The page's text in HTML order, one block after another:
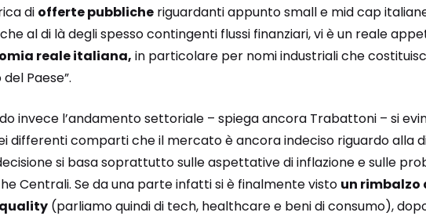
di offerte pubblicheriguardanti appunto small e mid cap
al di là degli spesso contingenti flussi finanziari, vi è un reale
reale italiana, in particolare per nomi industriali che
Paese”.
invece l’andamento settoriale – spiega ancora Trabattoni – si
differenti comparti che il mercato è ancora indeciso riguardo alla
si basa soprattutto sulle aspettative di inflazione e sulle
Centrali. Se da una parte infatti si è finalmente visto un rimbalzo
(parliamo quindi di tech, healthcare e beni di consumo),